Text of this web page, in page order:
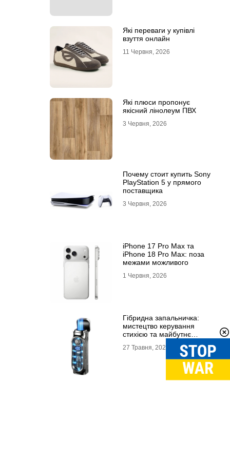
Які переваги у купівлі
взуття онлайн
11 Червня, 2026
Які плюси пропонує
якісний лінолеум ПВХ
3 Червня, 2026
Почему стоит купить Sony
PlayStation 5 у прямого
поставщика
3 Червня, 2026
iPhone 17 Pro Max та
iPhone 18 Pro Max: поза
межами можливого
1 Червня, 2026
Гібридна запальничка:
мистецтво керування
стихією та майбутнє
27 Травня, 2026